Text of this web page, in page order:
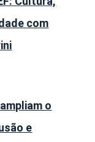
com
o
e